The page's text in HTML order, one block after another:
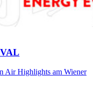
Air Highlights am Wiener